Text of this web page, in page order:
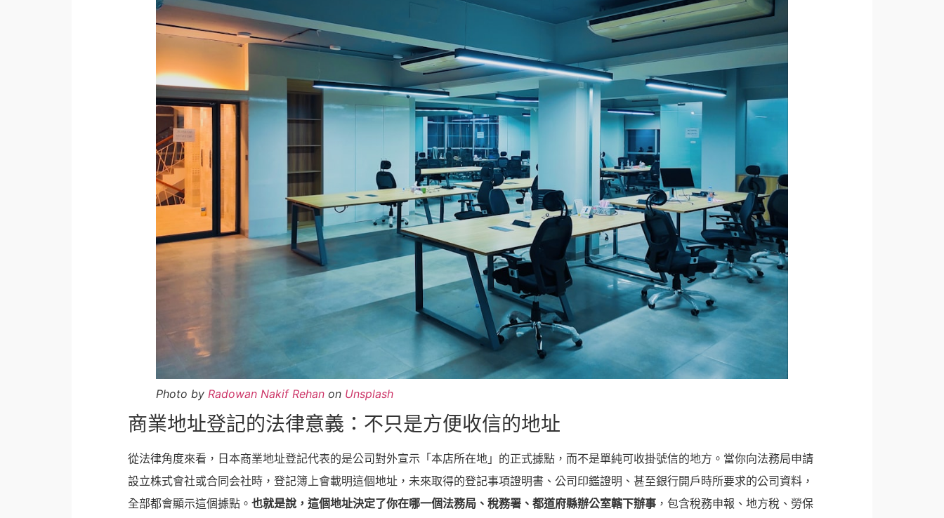
Photo by Radowan Nakif Rehan on Unsplash
商業地址登記的法律意義：不只是方便收信的地址
從法律角度來看，日本商業地址登記代表的是公司對外宣示「本店所在地」的正式據點，而不是單純可收掛號信的地方。當你向法務局申請
設立株式會社或合同会社時，登記簿上會載明這個地址，未來取得的登記事項證明書、公司印鑑證明、甚至銀行開戶時所要求的公司資料，
全部都會顯示這個據點。 也就是說，這個地址決定了你在哪一個法務局、稅務署、都道府縣辦公室轄下辦事 ，包含稅務申報、地方稅、勞保